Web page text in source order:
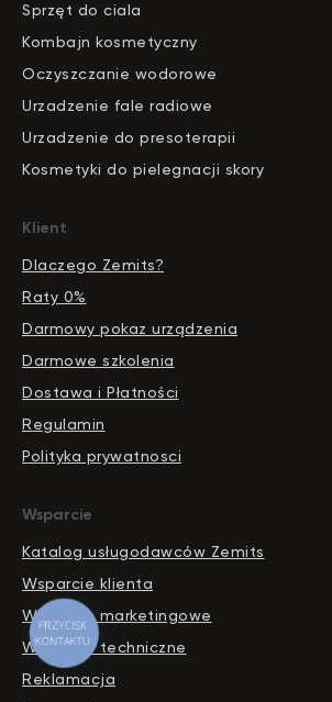
Sprzęt do ciala
Kombajn kosmetyczny
Oczyszczanie wodorowe
Urzadzenie fale radiowe
Urzadzenie do presoterapii
Kosmetyki do pielegnacji skory
Klient
Dlaczego Zemits?
Raty 0%
Darmowy pokaz urządzenia
Darmowe szkolenia
Dostawa i Płatności
Regulamin
Polityka prywatnosci
Wsparcie
Katalog usługodawców Zemits
Wsparcie klienta
Wsparcie marketingowe
Wsparcie techniczne
Reklamacja
PRZYCISK